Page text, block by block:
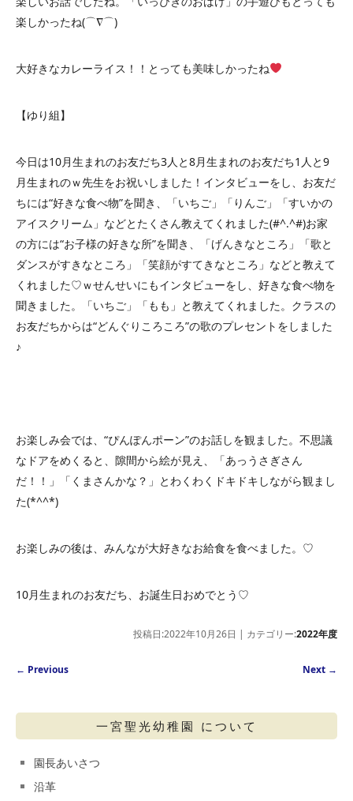
楽しかったね(⌒∇⌒)
大好きなカレーライス！！とっても美味しかったね
【ゆり組】
今日は10月生まれのお友だち3人と8月生まれのお友だち1人と9
月生まれのｗ先生をお祝いしました！インタビューをし、お友だ
ちには“好きな食べ物”を聞き、「いちご」「りんご」「すいかの
アイスクリーム」などとたくさん教えてくれました(#^.^#)お家
の方には“お子様の好きな所”を聞き、「げんきなところ」「歌と
ダンスがすきなところ」「笑顔がすてきなところ」などと教えて
くれました♡ｗせんせいにもインタビューをし、好きな食べ物を
聞きました。「いちご」「もも」と教えてくれました。クラスの
お友だちからは“どんぐりころころ”の歌のプレセントをしました
♪
お楽しみ会では、“ぴんぽんポーン”のお話しを観ました。不思議
なドアをめくると、隙間から絵が見え、「あっうさぎさん
だ！！」「くまさんかな？」とわくわくドキドキしながら観まし
た(*^^*)
お楽しみの後は、みんなが大好きなお給食を食べました。♡
10月生まれのお友だち、お誕生日おめでとう♡
投稿日:2022年10月26日 | カテゴリー:2022年度
Post navigation
← Previous Next →
一宮聖光幼稚園 について
園長あいさつ
沿革